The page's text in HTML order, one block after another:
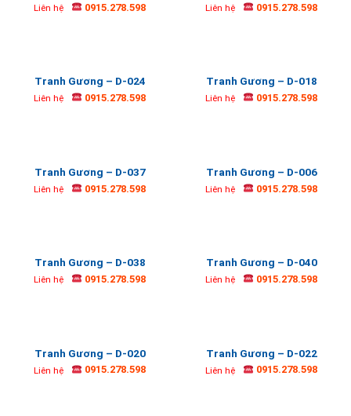
Liên hệ 0915.278.598 Liên hệ 0915.278.598
Tranh Gương – D-024
Liên hệ 0915.278.598
Tranh Gương – D-018
Liên hệ 0915.278.598
Tranh Gương – D-037
Liên hệ 0915.278.598
Tranh Gương – D-006
Liên hệ 0915.278.598
Tranh Gương – D-038
Liên hệ 0915.278.598
Tranh Gương – D-040
Liên hệ 0915.278.598
Tranh Gương – D-020
Liên hệ 0915.278.598
Tranh Gương – D-022
Liên hệ 0915.278.598